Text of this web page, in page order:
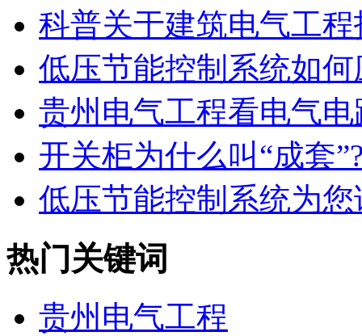
科普关于建筑电气工程
低压节能控制系统如何
贵州电气工程看电气电
开关柜为什么叫“成套
低压节能控制系统为您
热门关键词
贵州电气工程